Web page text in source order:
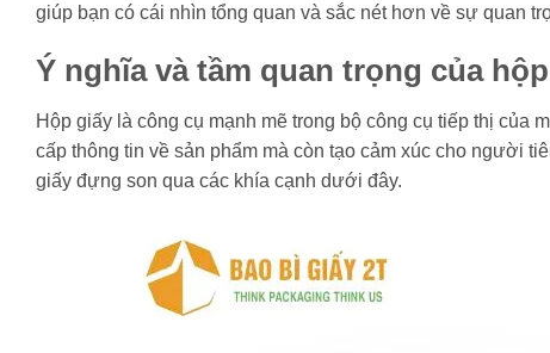
giúp bạn có cái nhìn tổng quan và sắc nét hơn về sự quan
Ý nghĩa và tầm quan trọng của
Hộp giấy là công cụ mạnh mẽ trong bộ công cụ tiếp thị của
cấp thông tin về sản phẩm mà còn tạo cảm xúc cho người
giấy đựng son qua các khía cạnh dưới đây.